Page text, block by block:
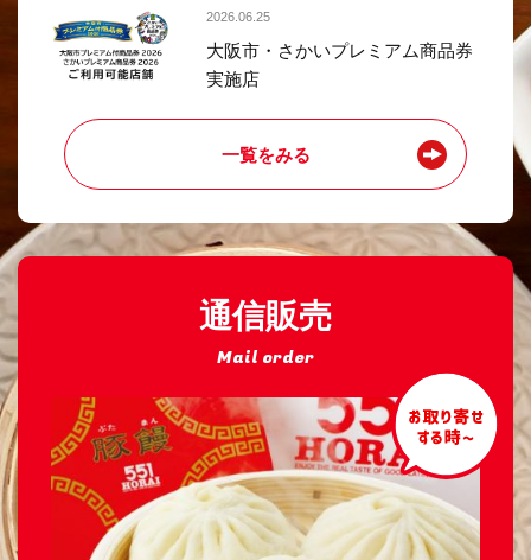
2026.06.25
大阪市・さかいプレミアム商品券
実施店
一覧をみる
通信販売
Mail order